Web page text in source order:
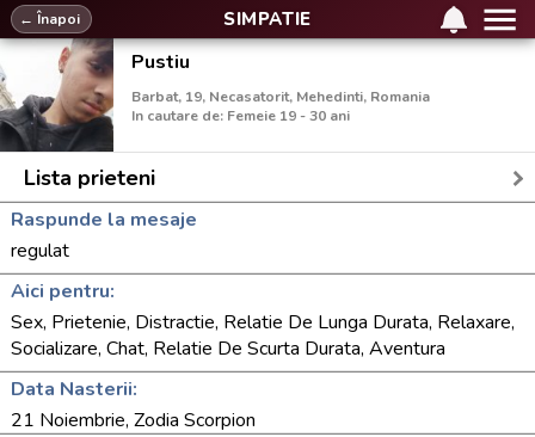
SIMPATIE
← Înapoi
Pustiu
Barbat, 19, Necasatorit, Mehedinti, Romania
In cautare de: Femeie 19 - 30 ani
Lista prieteni
Raspunde la mesaje
regulat
Aici pentru:
Sex, Prietenie, Distractie, Relatie De Lunga Durata, Relaxare,
Socializare, Chat, Relatie De Scurta Durata, Aventura
Data Nasterii:
21 Noiembrie, Zodia Scorpion